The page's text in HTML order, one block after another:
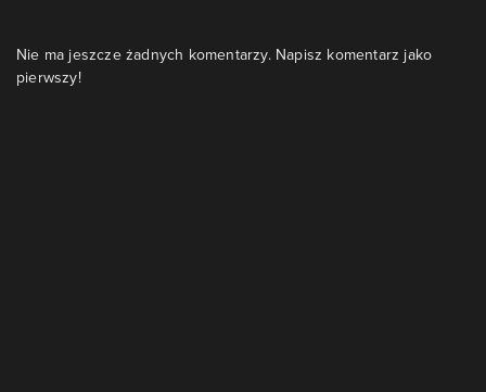
Nie ma jeszcze żadnych komentarzy. Napisz komentarz jako
pierwszy!